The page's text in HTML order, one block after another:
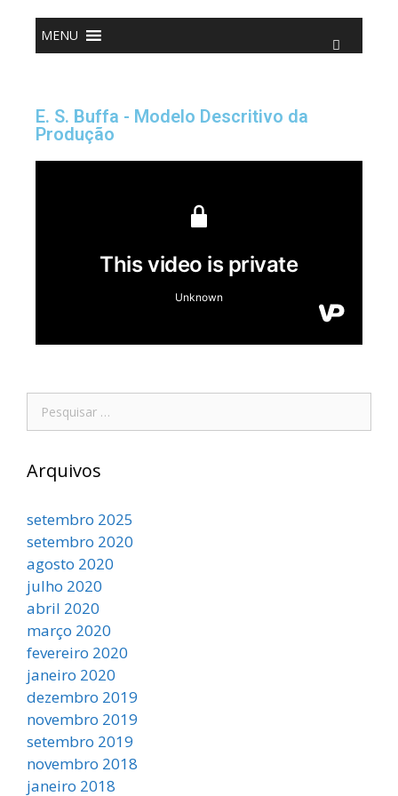
conteúdo
MENU
E. S. Buffa - Modelo Descritivo da
Produção
Arquivos
setembro 2025
setembro 2020
agosto 2020
julho 2020
abril 2020
março 2020
fevereiro 2020
janeiro 2020
dezembro 2019
novembro 2019
setembro 2019
novembro 2018
janeiro 2018